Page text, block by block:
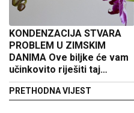
KONDENZACIJA STVARA
PROBLEM U ZIMSKIM
DANIMA Ove biljke će vam
učinkovito riješiti taj
problem
PRETHODNA VIJEST